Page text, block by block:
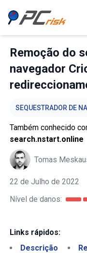
Remoção do
navegador
SEQUESTRADOR DE
Também conhecido
search.nstart.online
Tomas
22 de Julho de 2022
Nível de danos:
Links rápidos:
Descrição